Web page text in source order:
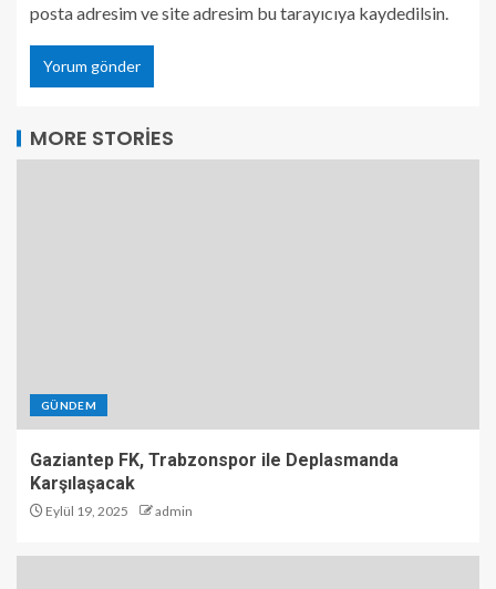
posta adresim ve site adresim bu tarayıcıya kaydedilsin.
MORE STORIES
GÜNDEM
Gaziantep FK, Trabzonspor ile Deplasmanda
Karşılaşacak
Eylül 19, 2025 admin